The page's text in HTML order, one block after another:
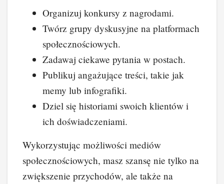
Organizuj konkursy z nagrodami.
Twórz grupy dyskusyjne na platformach
społecznościowych.
Zadawaj ciekawe pytania w postach.
Publikuj angażujące treści, takie jak
memy lub infografiki.
Dziel się historiami swoich klientów i
ich doświadczeniami.
Wykorzystując możliwości mediów
społecznościowych, masz szansę nie tylko na
zwiększenie przychodów, ale także na